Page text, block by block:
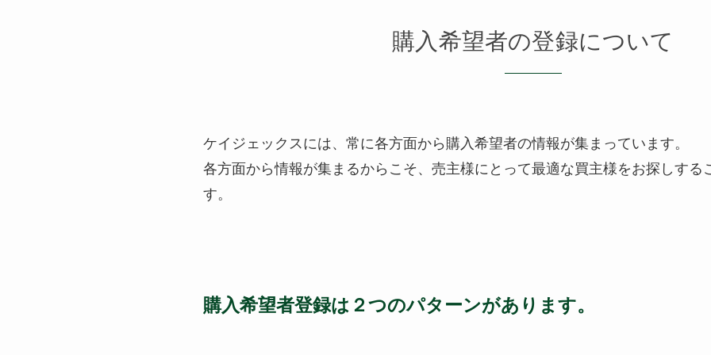
購入希望者の登録について
ケイジェックスには、常に各方面から購入希望者の情報が集まっています。
各方面から情報が集まるからこそ、売主様にとって最適な買主様をお探しする
す。
購入希望者登録は２つのパターンがあります。